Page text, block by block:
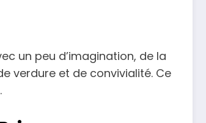
un peu d’imagination, de la
verdure et de convivialité. Ce